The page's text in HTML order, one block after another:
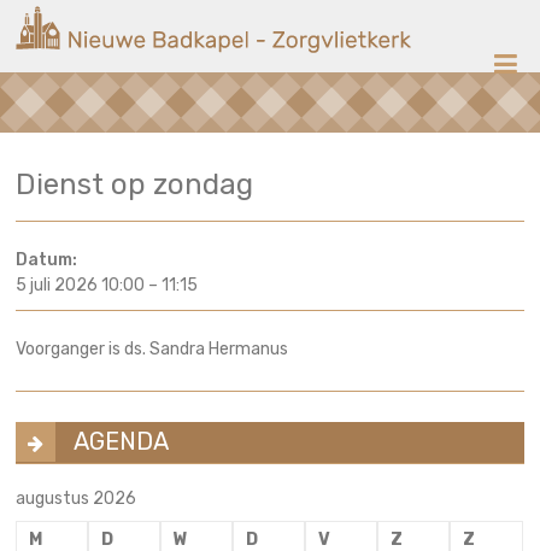
naar
inhoud
Nieuwe
Badkapel
op
Dienst op zondag
Datum:
5 juli 2026 10:00 –11:15
Voorganger is ds. Sandra Hermanus
AGENDA
augustus 2026
M
D W D V Z
Z